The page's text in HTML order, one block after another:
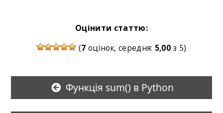
Оцінити статтю:
(7 оцінок, середня: 5,00з 5)
Функція sum() в Python